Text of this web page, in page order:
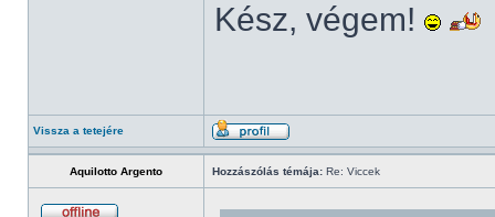
Kész, végem!
Vissza a tetejére
Aquilotto Argento Hozzászólás témája: Re: Viccek